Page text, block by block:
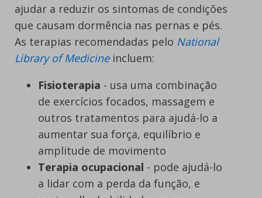
ajudar a reduzir os sintomas de condições
que causam dormência nas pernas e pés.
As terapias recomendadas pelo National
Library of Medicineincluem:
Fisioterapia - usa uma combinação
de exercícios focados, massagem e
outros tratamentos para ajudá-lo a
aumentar sua força, equilíbrio e
amplitude de movimento
Terapia ocupacional - pode ajudá-lo
a lidar com a perda da função, e